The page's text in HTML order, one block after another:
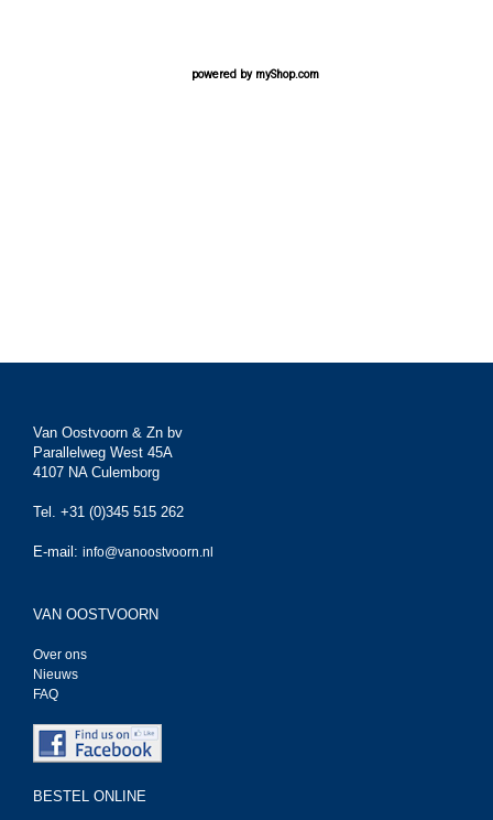
powered by myShop.com
Van Oostvoorn & Zn bv
Parallelweg West 45A
4107 NA Culemborg
Tel. +31 (0)345 515 262
E-mail: info@vanoostvoorn.nl
VAN OOSTVOORN
Over ons
Nieuws
FAQ
BESTEL ONLINE